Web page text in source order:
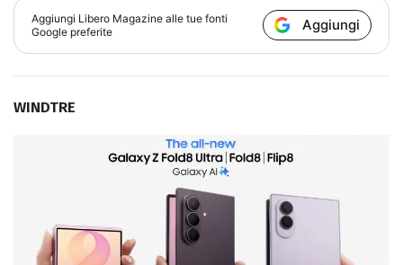
Aggiungi Libero Magazine alle tue fonti
Google preferite
Aggiungi
WINDTRE